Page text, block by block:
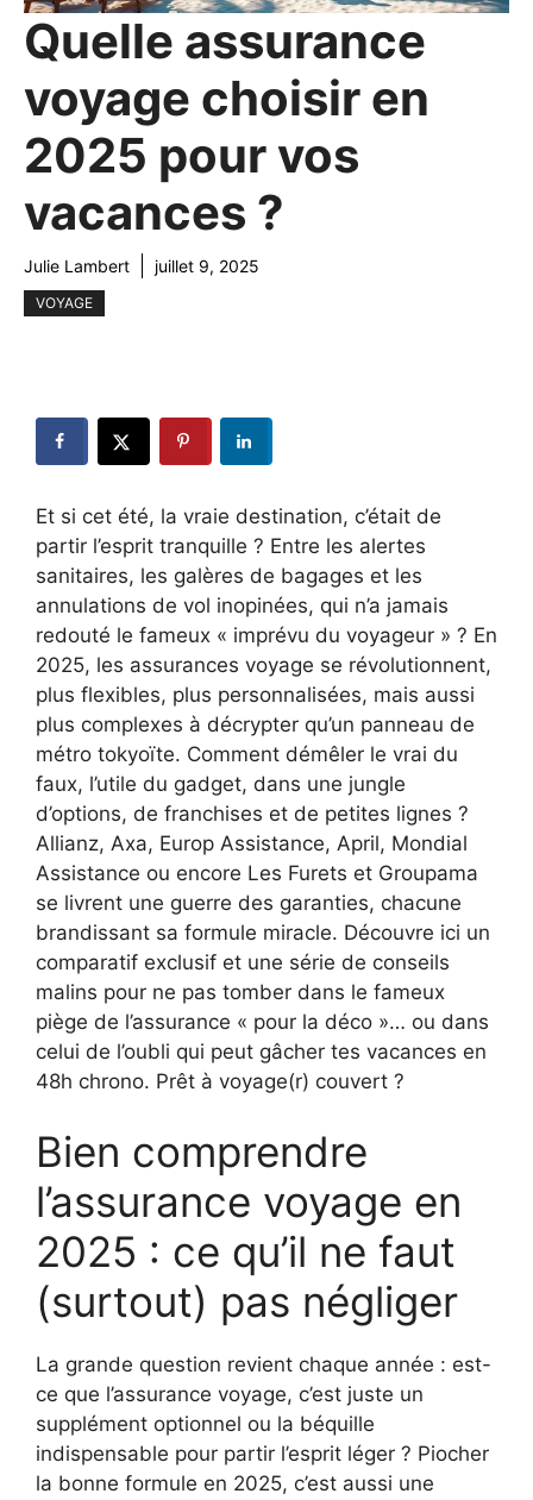
Quelle assurance
voyage choisir en
2025 pour vos
vacances ?
Julie Lambert juillet 9, 2025
VOYAGE
Et si cet été, la vraie destination, c’était de
partir l’esprit tranquille ? Entre les alertes
sanitaires, les galères de bagages et les
annulations de vol inopinées, qui n’a jamais
redouté le fameux « imprévu du voyageur » ? En
2025, les assurances voyage se révolutionnent,
plus flexibles, plus personnalisées, mais aussi
plus complexes à décrypter qu’un panneau de
métro tokyoïte. Comment démêler le vrai du
faux, l’utile du gadget, dans une jungle
d’options, de franchises et de petites lignes ?
Allianz, Axa, Europ Assistance, April, Mondial
Assistance ou encore Les Furets et Groupama
se livrent une guerre des garanties, chacune
brandissant sa formule miracle. Découvre ici un
comparatif exclusif et une série de conseils
malins pour ne pas tomber dans le fameux
piège de l’assurance « pour la déco »… ou dans
celui de l’oubli qui peut gâcher tes vacances en
48h chrono. Prêt à voyage(r) couvert ?
Bien comprendre
l’assurance voyage en
2025 : ce qu’il ne faut
(surtout) pas négliger
La grande question revient chaque année : est-
ce que l’assurance voyage, c’est juste un
supplément optionnel ou la béquille
indispensable pour partir l’esprit léger ? Piocher
la bonne formule en 2025, c’est aussi une